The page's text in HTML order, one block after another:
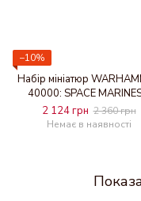
−10%
Набір мініатюр
40000: SPACE
VANGUARD VETERAN
2 124 грн 2 360 грн
Немає в наявності